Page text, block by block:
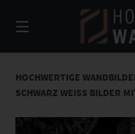
zum
Inhalt
HOCHWERTIGE
SCHWARZ WEISS BILDER